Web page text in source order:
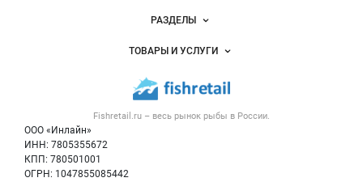
Fishretail.ru – весь рынок рыбы в России.
ООО «Инлайн»
ИНН: 7805355672
КПП: 780501001
ОГРН: 1047855085442
Новости Fishretail.ru
Размещение рекламы
Публичная оферта
Контактная информация
Политика обработки персональных данных
РАЗДЕЛЫ
Объявления
Новости рынка
ТОВАРЫ И УСЛУГИ
Рыба
Икра